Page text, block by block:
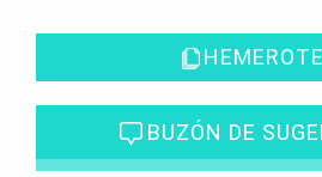
BUZÓN DE